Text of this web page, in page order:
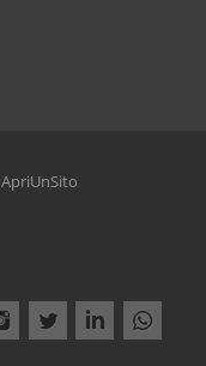
ApriUnSito